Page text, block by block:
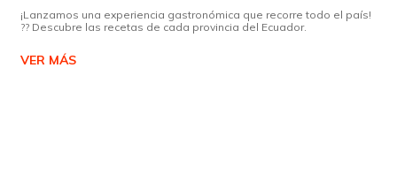
¡Lanzamos una experiencia gastronómica que recorre todo el país!
?? Descubre las recetas de cada provincia del Ecuador.
VER MÁS